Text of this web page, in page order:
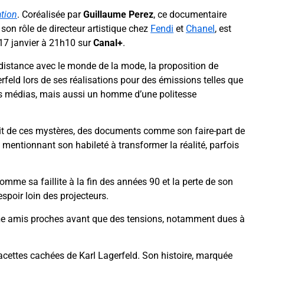
. Coréalisée parGuillaume Perez, ce documentaire
rôle de directeur artistique chez Fendi et Chanel , est
janvier à 21h10 surCanal+.
avec le monde de la mode, la proposition de
lors de ses réalisations pour des émissions telles que
médias, mais aussi un homme d’une politesse
ces mystères, des documents comme son faire-part de
son habileté à transformer la réalité, parfois
sa faillite à la fin des années 90 et la perte de son
loin des projecteurs.
amis proches avant que des tensions, notamment dues à
cachées de Karl Lagerfeld. Son histoire, marquée